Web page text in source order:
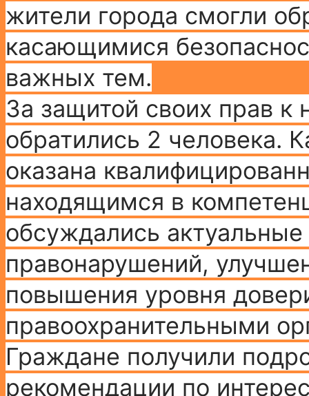
жители города смогли
касающимися
важных тем.
За защитой своих прав
обратились 2 человека.
оказана
находящимся в
обсуждались
правонарушений,
повышения уровня
правоохранительными
Граждане получили
рекомендации по